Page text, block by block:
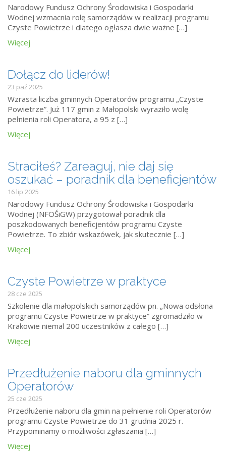
Narodowy Fundusz Ochrony Środowiska i Gospodarki
Wodnej wzmacnia rolę samorządów w realizacji programu
Czyste Powietrze i dlatego ogłasza dwie ważne […]
Więcej
Dołącz do liderów!
23 paź 2025
Wzrasta liczba gminnych Operatorów programu „Czyste
Powietrze”. Już 117 gmin z Małopolski wyraziło wolę
pełnienia roli Operatora, a 95 z […]
Więcej
Straciłeś? Zareaguj, nie daj się
oszukać – poradnik dla beneficjentów
16 lip 2025
Narodowy Fundusz Ochrony Środowiska i Gospodarki
Wodnej (NFOŚiGW) przygotował poradnik dla
poszkodowanych beneficjentów programu Czyste
Powietrze. To zbiór wskazówek, jak skutecznie […]
Więcej
Czyste Powietrze w praktyce
28 cze 2025
Szkolenie dla małopolskich samorządów pn. „Nowa odsłona
programu Czyste Powietrze w praktyce” zgromadziło w
Krakowie niemal 200 uczestników z całego […]
Więcej
Przedłużenie naboru dla gminnych
Operatorów
25 cze 2025
Przedłużenie naboru dla gmin na pełnienie roli Operatorów
programu Czyste Powietrze do 31 grudnia 2025 r.
Przypominamy o możliwości zgłaszania […]
Więcej